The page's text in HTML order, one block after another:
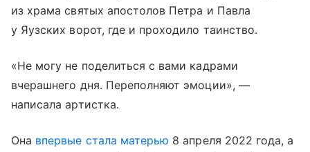
из храма святых апостолов Петра и Павла
у Яузских ворот, где и проходило таинство.
«Не могу не поделиться с вами кадрами
вчерашнего дня. Переполняют эмоции», —
написала артистка.
Она впервые стала матерью 8 апреля 2022 года, а